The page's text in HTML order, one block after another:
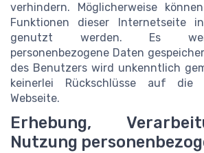
verhindern. Möglicherweise
Funktionen dieser Internetseite
genutzt werden. Es
personenbezogene Daten
des Benutzers wird unkenntlich
keinerlei Rückschlüsse auf die
Webseite.
Erhebung,
Nutzung